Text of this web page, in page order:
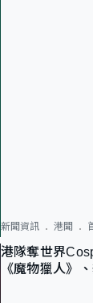
新聞資訊 港聞
港隊奪世界
《魔物獵人》